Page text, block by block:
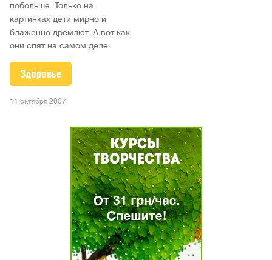
побольше. Только на
картинках дети мирно и
блаженно дремлют. А вот как
они спят на самом деле.
Здоровье
11 октября 2007